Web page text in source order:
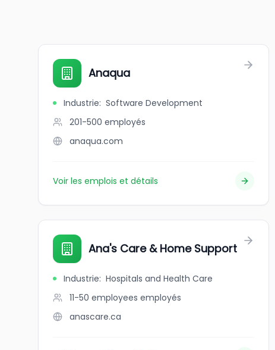
Anaqua
Industrie: Software Development
201-500 employés
anaqua.com
Voir les emplois et détails
Ana's Care & Home Support
Industrie: Hospitals and Health Care
11-50 employees employés
anascare.ca